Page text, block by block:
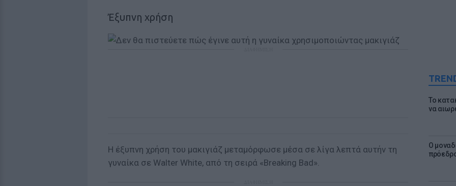
Το
να
Ο
Έξυπνη χρήση
Η έξυπνη χρήση του μακιγιάζ μεταμόρφωσε μέσα σε λίγα λεπτά αυτήν τη
γυναίκα σε Walter White, από τη σειρά «Breaking Bad».